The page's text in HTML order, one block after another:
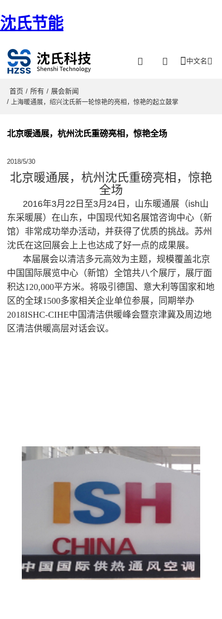
沈氏节能
中文名
首页 / 所有 / 展会新闻
/ 上海暖通展，绍兴沈氏新一轮惊艳的亮相，惊艳的起立鼓掌
北京暖通展，杭州沈氏重磅亮相，惊艳全场
2018/5/30
北京暖通展，杭州沈氏重磅亮相，惊艳
全场
2016年3月22日至3月24日，山东暖通展（ish山
东采暖展）在山东，中国现代知名展馆咨询中心（新
馆）非常成功举办活动，并获得了优质的挑战。苏州
沈氏在这回展会上上也达成了好一点的成果展。
本届展会以清洁多元高效为主题，规模覆盖北京
中国国际展览中心（新馆）全馆共八个展厅，展厅面
积达120,000平方米。将吸引德国、意大利等国家和地
区的全球1500多家相关企业单位参展，同期举办
2018ISHC-CIHE中国清洁供暖峰会暨京津冀及周边地
区清洁供暖高层对话会议。